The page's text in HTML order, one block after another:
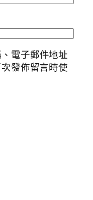
電子郵件地址
發佈留言時使